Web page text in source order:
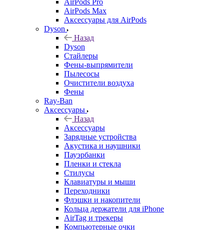
AirPods Pro
AirPods Max
Аксессуары для AirPods
Dyson
Назад
Dyson
Стайлеры
Фены-выпрямители
Пылесосы
Очистители воздуха
Фены
Ray-Ban
Аксессуары
Назад
Аксессуары
Зарядные устройства
Акустика и наушники
Пауэрбанки
Пленки и стекла
Стилусы
Клавиатуры и мыши
Переходники
Флэшки и накопители
Кольца держатели для iPhone
AirTag и трекеры
Компьютерные очки